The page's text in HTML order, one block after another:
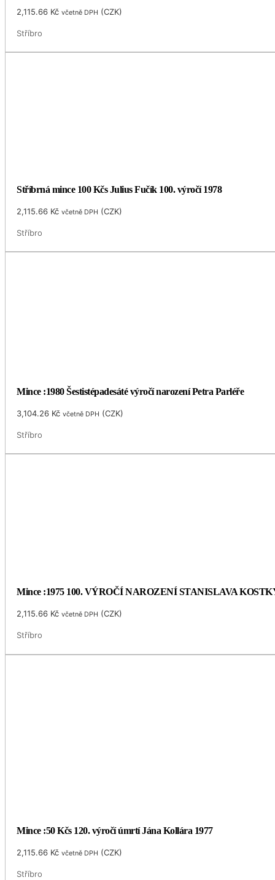
2,115.66 Kč včetně DPH (CZK)
Stříbro
Stříbrná mince 100 Kčs Julius Fučík 100. výročí 1978
2,115.66 Kč včetně DPH (CZK)
Stříbro
Mince :1980 Šestistépadesáté výročí narození Petra Parléře
3,104.26 Kč včetně DPH (CZK)
Stříbro
Mince :1975 100. VÝROČÍ NAROZENÍ STANISLAVA
2,115.66 Kč včetně DPH (CZK)
Stříbro
Mince :50 Kčs 120. výročí úmrtí Jána Kollára 1977
2,115.66 Kč včetně DPH (CZK)
Stříbro